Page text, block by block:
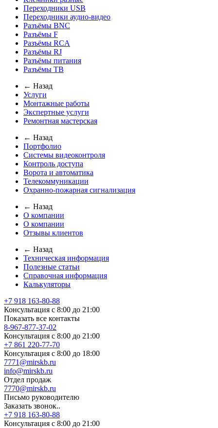
Переходники USB
Переходники аудио-видео
Разъёмы BNC
Разъёмы F
Разъёмы RCA
Разъёмы RJ
Разъёмы питания
Разъёмы ТВ
← Назад
Услуги
Монтажные работы
Экспертные услуги
Ремонтная мастерская
← Назад
Портфолио
Системы видеоконтроля
Контроль доступа
Ворота и автоматика
Телекоммуникации
Охранно-пожарная сигнализация
← Назад
О компании
О компании
Отзывы клиентов
← Назад
Техническая информация
Полезные статьи
Справочная информация
Калькуляторы
+7 918 163-80-88
Консультация с 8:00 до 21:00
Показать все контакты
8-967-877-37-02
Консультация с 8:00 до 21:00
+7 861 220-77-70
Консультация с 8:00 до 18:00
7771@mirskb.ru
info@mirskb.ru
Отдел продаж
7770@mirskb.ru
Письмо руководителю
Заказать звонок..
+7 918 163-80-88
Консультация с 8:00 до 21:00